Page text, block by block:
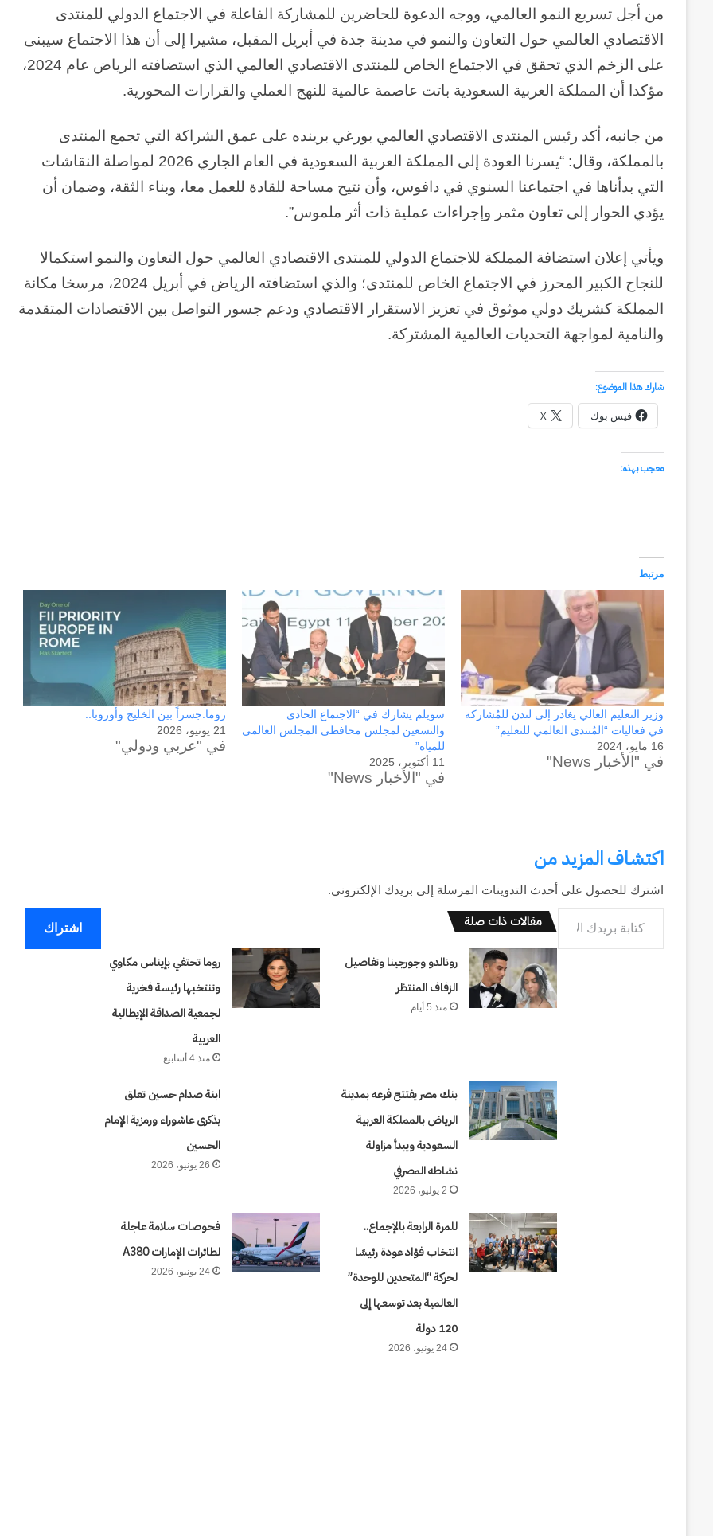
من أجل تسريع النمو العالمي، ووجه الدعوة للحاضرين للمشاركة الفاعلة في الاجتماع الدولي للمنتدى
الاقتصادي العالمي حول التعاون والنمو في مدينة جدة في أبريل المقبل، مشيرا إلى أن هذا الاجتماع سيبنى
على الزخم الذي تحقق في الاجتماع الخاص للمنتدى الاقتصادي العالمي الذي استضافته الرياض عام 2024،
مؤكدا أن المملكة العربية السعودية باتت عاصمة عالمية للنهج العملي والقرارات المحورية.
من جانبه، أكد رئيس المنتدى الاقتصادي العالمي بورغي برينده على عمق الشراكة التي تجمع المنتدى
بالمملكة، وقال: “يسرنا العودة إلى المملكة العربية السعودية في العام الجاري 2026 لمواصلة النقاشات
التي بدأناها في اجتماعنا السنوي في دافوس، وأن نتيح مساحة للقادة للعمل معا، وبناء الثقة، وضمان أن
يؤدي الحوار إلى تعاون مثمر وإجراءات عملية ذات أثر ملموس”.
ويأتي إعلان استضافة المملكة للاجتماع الدولي للمنتدى الاقتصادي العالمي حول التعاون والنمو استكمالا
للنجاح الكبير المحرز في الاجتماع الخاص للمنتدى؛ والذي استضافته الرياض في أبريل 2024، مرسخا مكانة
المملكة كشريك دولي موثوق في تعزيز الاستقرار الاقتصادي ودعم جسور التواصل بين الاقتصادات المتقدمة
والنامية لمواجهة التحديات العالمية المشتركة.
شارك هذا الموضوع:
فيس بوك
X
معجب بهذه:
مرتبط
وزير التعليم العالي يغادر إلى لندن للمُشاركة
في فعاليات “المُنتدى العالمي للتعليم”
16 مايو، 2024
في "الأخبار News"
سويلم يشارك في “الاجتماع الحادى
والتسعين لمجلس محافظى المجلس العالمى
للمياه”
11 أكتوبر، 2025
في "الأخبار News"
روما:جسراً بين الخليج وأوروبا..
21 يونيو، 2026
في "عربي ودولي"
اكتشاف المزيد من
اشترك للحصول على أحدث التدوينات المرسلة إلى بريدك الإلكتروني.
كتابة بريدك الإلكتروني...
مقالات ذات صلة
رونالدو وجورجينا وتفاصيل
الزفاف المنتظر
منذ 5 أيام
روما تحتفي بإيناس مكاوي
وتنتخبها رئيسة فخرية
لجمعية الصداقة الإيطالية
العربية
منذ 4 أسابيع
بنك مصر يفتتح فرعه بمدينة
الرياض بالمملكة العربية
السعودية ويبدأ مزاولة
نشاطه المصرفي
2 يوليو، 2026
ابنة صدام حسين تعلق
بذكرى عاشوراء ورمزية الإمام
الحسين
26 يونيو، 2026
للمرة الرابعة بالإجماع..
انتخاب فؤاد عودة رئيسًا
لحركة “المتحدين للوحدة”
العالمية بعد توسعها إلى
120 دولة
24 يونيو، 2026
فحوصات سلامة عاجلة
لطائرات الإمارات A380
24 يونيو، 2026
اشتراك
و